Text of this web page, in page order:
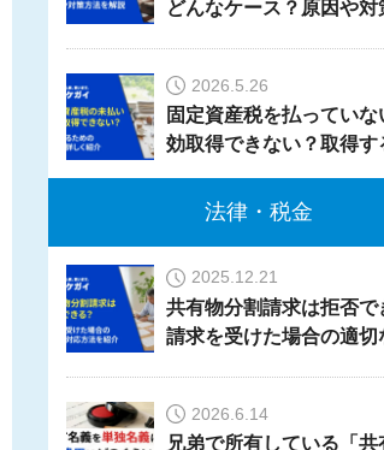
どんなケース？原因や対
2026.5.26
固定資産税を払っていな
効取得できない？取得す
の要件を詳しく紹介
法律・税金
2025.12.21
共有物分割請求は拒否で
請求を受けた場合の適切
2026.6.14
兄弟で所有している「共